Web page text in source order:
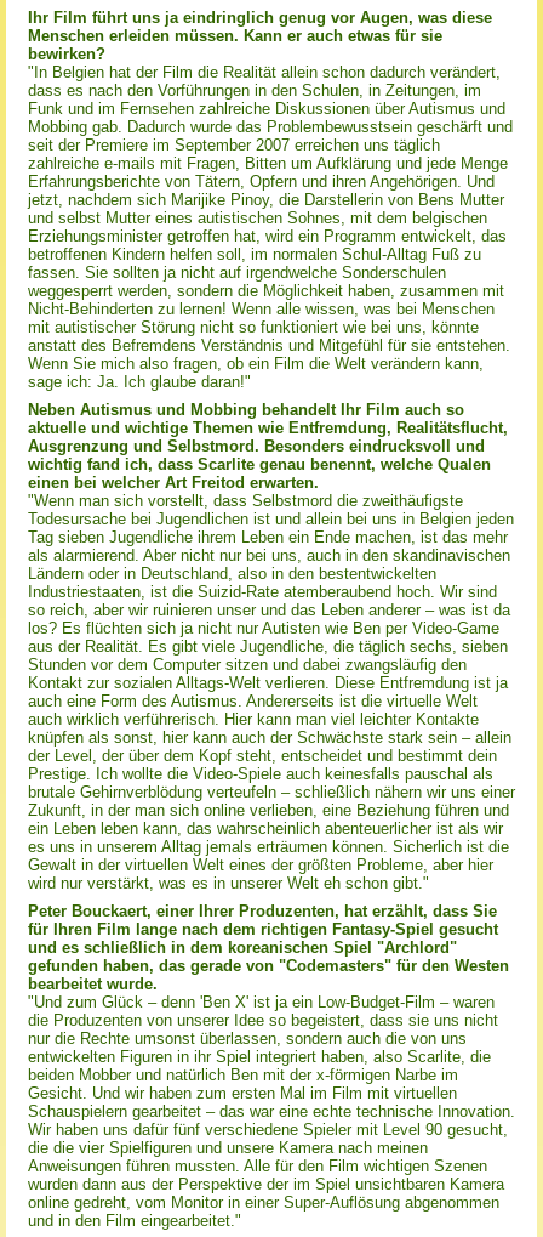
Ihr Film führt uns ja eindringlich genug vor Augen, was diese
Menschen erleiden müssen. Kann er auch etwas für sie
bewirken?
"In Belgien hat der Film die Realität allein schon dadurch verändert,
dass es nach den Vorführungen in den Schulen, in Zeitungen, im
Funk und im Fernsehen zahlreiche Diskussionen über Autismus und
Mobbing gab. Dadurch wurde das Problembewusstsein geschärft und
seit der Premiere im September 2007 erreichen uns täglich
zahlreiche e-mails mit Fragen, Bitten um Aufklärung und jede Menge
Erfahrungsberichte von Tätern, Opfern und ihren Angehörigen. Und
jetzt, nachdem sich Marijike Pinoy, die Darstellerin von Bens Mutter
und selbst Mutter eines autistischen Sohnes, mit dem belgischen
Erziehungsminister getroffen hat, wird ein Programm entwickelt, das
betroffenen Kindern helfen soll, im normalen Schul-Alltag Fuß zu
fassen. Sie sollten ja nicht auf irgendwelche Sonderschulen
weggesperrt werden, sondern die Möglichkeit haben, zusammen mit
Nicht-Behinderten zu lernen! Wenn alle wissen, was bei Menschen
mit autistischer Störung nicht so funktioniert wie bei uns, könnte
anstatt des Befremdens Verständnis und Mitgefühl für sie entstehen.
Wenn Sie mich also fragen, ob ein Film die Welt verändern kann,
sage ich: Ja. Ich glaube daran!"
Neben Autismus und Mobbing behandelt Ihr Film auch so
aktuelle und wichtige Themen wie Entfremdung, Realitätsflucht,
Ausgrenzung und Selbstmord. Besonders eindrucksvoll und
wichtig fand ich, dass Scarlite genau benennt, welche Qualen
einen bei welcher Art Freitod erwarten.
"Wenn man sich vorstellt, dass Selbstmord die zweithäufigste
Todesursache bei Jugendlichen ist und allein bei uns in Belgien jeden
Tag sieben Jugendliche ihrem Leben ein Ende machen, ist das mehr
als alarmierend. Aber nicht nur bei uns, auch in den skandinavischen
Ländern oder in Deutschland, also in den bestentwickelten
Industriestaaten, ist die Suizid-Rate atemberaubend hoch. Wir sind
so reich, aber wir ruinieren unser und das Leben anderer – was ist da
los? Es flüchten sich ja nicht nur Autisten wie Ben per Video-Game
aus der Realität. Es gibt viele Jugendliche, die täglich sechs, sieben
Stunden vor dem Computer sitzen und dabei zwangsläufig den
Kontakt zur sozialen Alltags-Welt verlieren. Diese Entfremdung ist ja
auch eine Form des Autismus. Andererseits ist die virtuelle Welt
auch wirklich verführerisch. Hier kann man viel leichter Kontakte
knüpfen als sonst, hier kann auch der Schwächste stark sein – allein
der Level, der über dem Kopf steht, entscheidet und bestimmt dein
Prestige. Ich wollte die Video-Spiele auch keinesfalls pauschal als
brutale Gehirnverblödung verteufeln – schließlich nähern wir uns einer
Zukunft, in der man sich online verlieben, eine Beziehung führen und
ein Leben leben kann, das wahrscheinlich abenteuerlicher ist als wir
es uns in unserem Alltag jemals erträumen können. Sicherlich ist die
Gewalt in der virtuellen Welt eines der größten Probleme, aber hier
wird nur verstärkt, was es in unserer Welt eh schon gibt."
Peter Bouckaert, einer Ihrer Produzenten, hat erzählt, dass Sie
für Ihren Film lange nach dem richtigen Fantasy-Spiel gesucht
und es schließlich in dem koreanischen Spiel "Archlord"
gefunden haben, das gerade von "Codemasters" für den Westen
bearbeitet wurde.
"Und zum Glück – denn 'Ben X' ist ja ein Low-Budget-Film – waren
die Produzenten von unserer Idee so begeistert, dass sie uns nicht
nur die Rechte umsonst überlassen, sondern auch die von uns
entwickelten Figuren in ihr Spiel integriert haben, also Scarlite, die
beiden Mobber und natürlich Ben mit der x-förmigen Narbe im
Gesicht. Und wir haben zum ersten Mal im Film mit virtuellen
Schauspielern gearbeitet – das war eine echte technische Innovation.
Wir haben uns dafür fünf verschiedene Spieler mit Level 90 gesucht,
die die vier Spielfiguren und unsere Kamera nach meinen
Anweisungen führen mussten. Alle für den Film wichtigen Szenen
wurden dann aus der Perspektive der im Spiel unsichtbaren Kamera
online gedreht, vom Monitor in einer Super-Auflösung abgenommen
und in den Film eingearbeitet."